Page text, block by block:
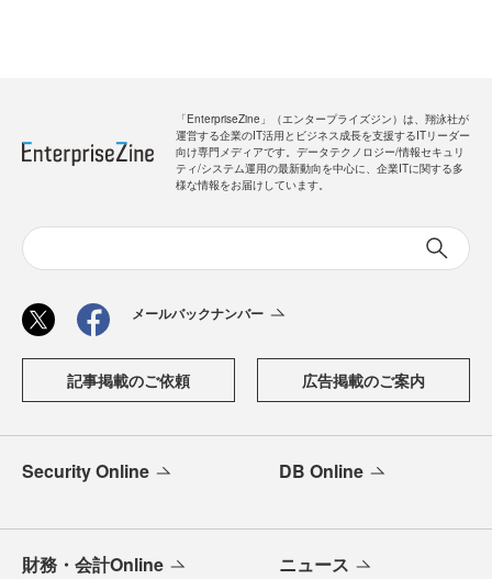
「EnterpriseZine」（エンタープライズジン）は、翔泳社が
運営する企業のIT活用とビジネス成長を支援するITリーダー
向け専門メディアです。データテクノロジー/情報セキュリ
ティ/システム運用の最新動向を中心に、企業ITに関する多
様な情報をお届けしています。
メールバックナンバー
記事掲載のご依頼 広告掲載のご案内
Security Online DB Online
財務・会計Online ニュース